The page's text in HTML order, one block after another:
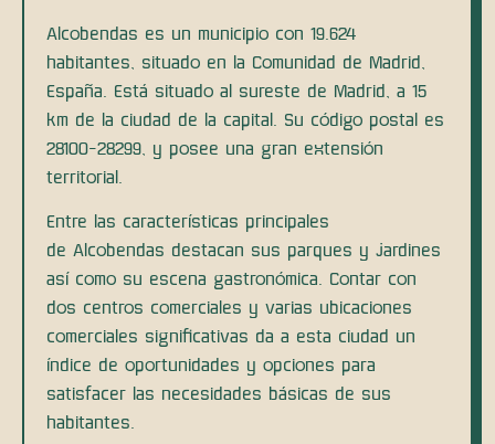
Alcobendas es un municipio con 19.624
habitantes, situado en la Comunidad de Madrid,
España. Está situado al sureste de Madrid, a 15
km de la ciudad de la capital. Su código postal es
28100-28299, y posee una gran extensión
territorial.
Entre las características principales
deAlcobendas destacan sus parques y jardines
así como su escena gastronómica. Contar con
dos centros comerciales y varias ubicaciones
comerciales significativas da a esta ciudad un
índice de oportunidades y opciones para
satisfacer las necesidades básicas de sus
habitantes.